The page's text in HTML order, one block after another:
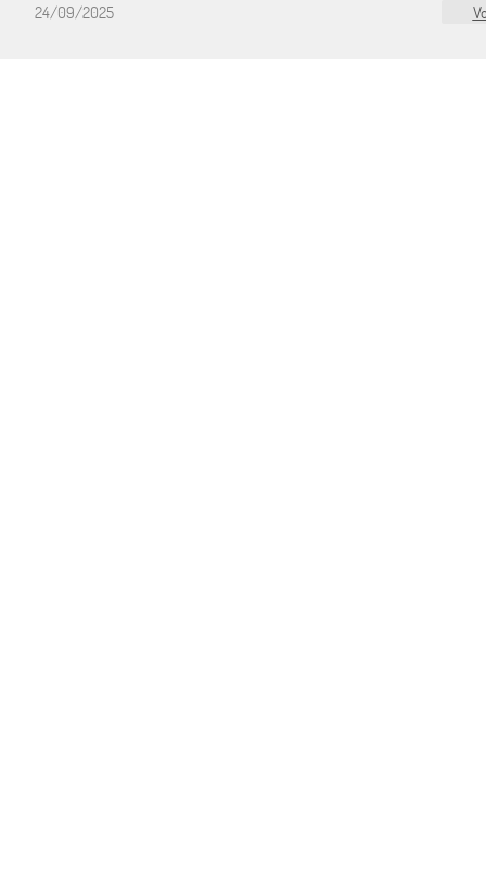
24/09/2025